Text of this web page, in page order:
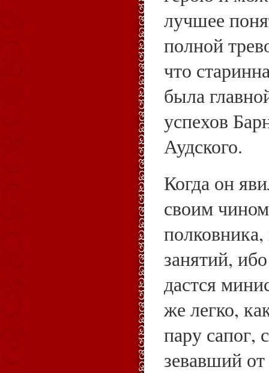
лучшее
полной
что
была
успехов
Аудского.
Когда он
своим
занятий,
дастся
же легко,
пару сапог,
зевавший